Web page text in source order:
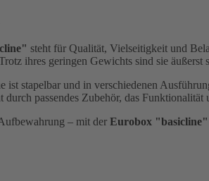
steht für Qualität, Vielseitigkeit und
ihres geringen Gewichts sind sie
ist stapelbar und in verschiedenen
passendes Zubehör, das Funktionalität
– mit der Eurobox "basicline"